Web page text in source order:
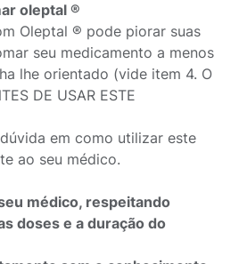
oleptal ®
Oleptal ® pode piorar suas
seu medicamento a menos
lhe orientado (vide item 4. O
DE USAR ESTE
em como utilizar este
ao seu médico.
médico, respeitando
doses e a duração do